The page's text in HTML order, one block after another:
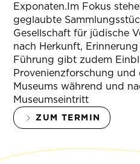
Exponaten.Im Fokus
geglaubte
Gesellschaft für jüdische
nach Herkunft,
Führung gibt zudem
Provenienzforschung und
Museums während und
Museumseintritt
ZUM TERMIN